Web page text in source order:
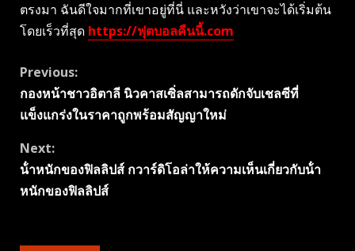
ตรงมา ฉันดีใจมากที่เขาอยู่ที่นี่ และหวังว่าเขาจะได้เริ่มต้น
โดยเร็วที่สุด https://ฟุตบอลคืนนี้.com
Continue
Reading
Previous:
กองหน้าชาวอิตาลี นิวคาสเซิ่ลสามารถดักจับเชลซีที่
แข็งแกร่งในราคาถูกพร้อมสัญญาใหม่
Next:
น้ําหนักของฟิลลิปส์ กวาร์ดิโอล่าให้ความเห็นเกี่ยวกับน้ํา
หนักของฟิลลิปส์